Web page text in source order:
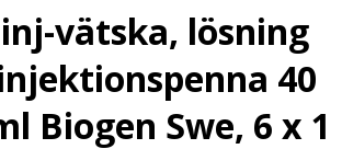
vätska, lösning
40
Biogen Swe, 6 x 1